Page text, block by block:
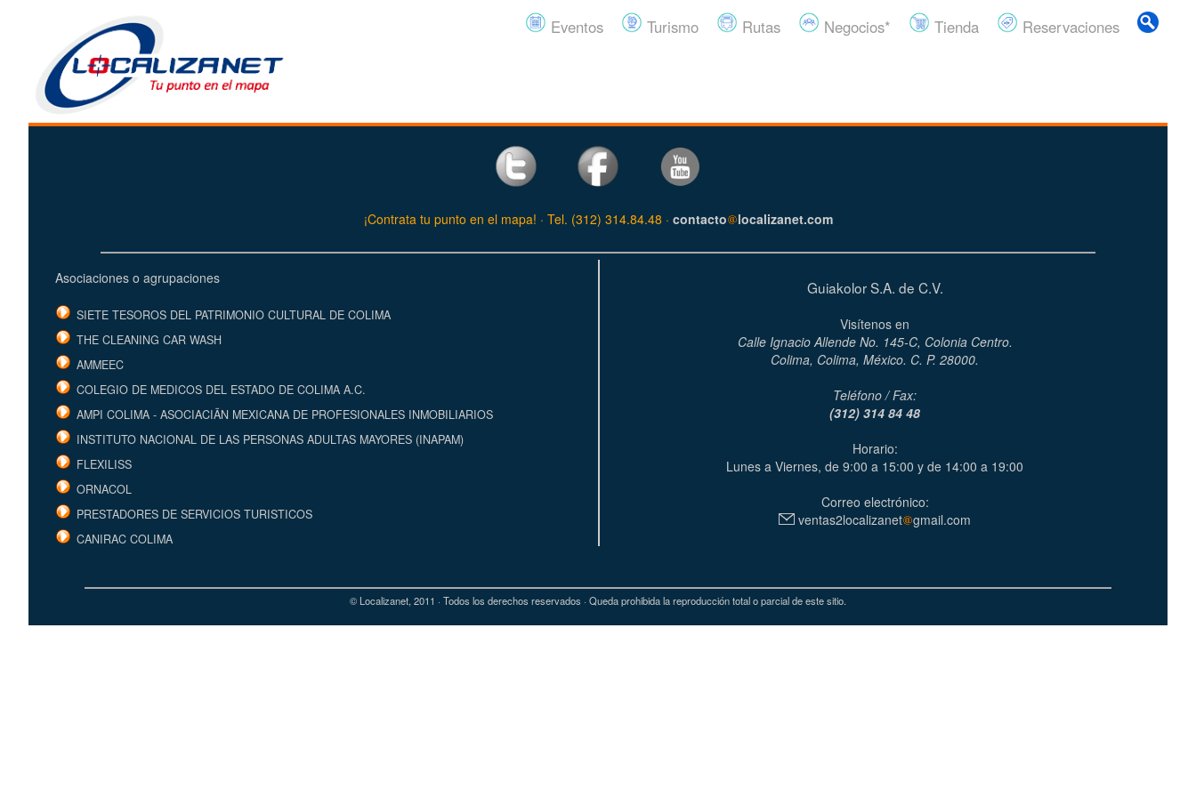
Reservaciones
Tienda
Negocios*
Rutas
Turismo
Eventos
¡Contrata tu punto en el mapa! · Tel. (312) 314.84.48 · contacto localizanet.com
Asociaciones o agrupaciones
SIETE TESOROS DEL PATRIMONIO CULTURAL DE COLIMA
THE CLEANING CAR WASH
AMMEEC
COLEGIO DE MEDICOS DEL ESTADO DE COLIMA A.C.
AMPI COLIMA - ASOCIACIÃN MEXICANA DE PROFESIONALES INMOBILIARIOS
INSTITUTO NACIONAL DE LAS PERSONAS ADULTAS MAYORES (INAPAM)
FLEXILISS
ORNACOL
PRESTADORES DE SERVICIOS TURISTICOS
CANIRAC COLIMA
Guiakolor S.A. de C.V.
Visítenos en
Calle Ignacio Allende No. 145-C, Colonia Centro.
Colima, Colima, México. C. P. 28000.
Teléfono / Fax:
(312) 314 84 48
Horario:
Lunes a Viernes, de 9:00 a 15:00 y de 14:00 a 19:00
Correo electrónico:
ventas2localizanet gmail.com
© Localizanet, 2011 · Todos los derechos reservados · Queda prohibida la reproducción total o parcial de este sitio.